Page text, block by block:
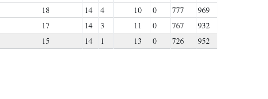
18 14 4 10 0 777
969
17 14 3 11 0 767
932
15 14 1 13 0 726 952